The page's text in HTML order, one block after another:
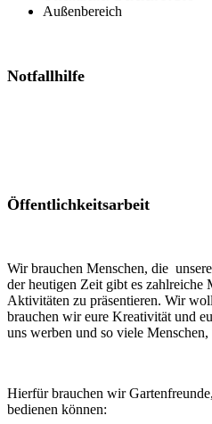
Außenbereich
Notfallhilfe
Öffentlichkeitsarbeit
Wir brauchen Menschen, die
der heutigen Zeit gibt es zahlreiche
Aktivitäten zu präsentieren. Wir
brauchen wir eure Kreativität und
uns werben und so viele
Hierfür brauchen wir
bedienen können: